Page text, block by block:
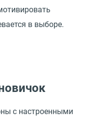
в выборе.
с настроенными